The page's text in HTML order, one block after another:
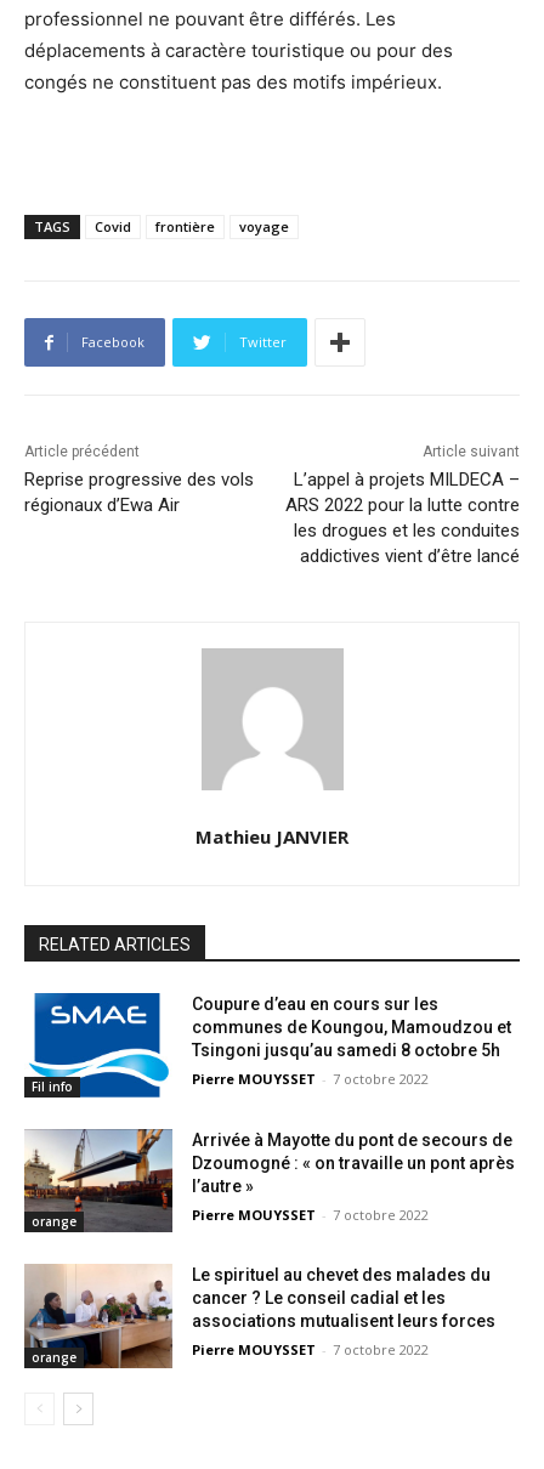
professionnel ne pouvant être différés. Les
déplacements à caractère touristique ou pour des
congés ne constituent pas des motifs impérieux.
TAGS Covid frontière voyage
Facebook Twitter
Article précédent
Reprise progressive des vols
régionaux d’Ewa Air
Article suivant
L’appel à projets MILDECA –
ARS 2022 pour la lutte contre
les drogues et les conduites
addictives vient d’être lancé
Mathieu JANVIER
RELATED ARTICLES
Fil info
Coupure d’eau en cours sur les
communes de Koungou, Mamoudzou et
Tsingoni jusqu’au samedi 8 octobre 5h
Pierre MOUYSSET - 7 octobre 2022
orange
Arrivée à Mayotte du pont de secours de
Dzoumogné : « on travaille un pont après
l’autre »
Pierre MOUYSSET - 7 octobre 2022
orange
Le spirituel au chevet des malades du
cancer ? Le conseil cadial et les
associations mutualisent leurs forces
Pierre MOUYSSET - 7 octobre 2022